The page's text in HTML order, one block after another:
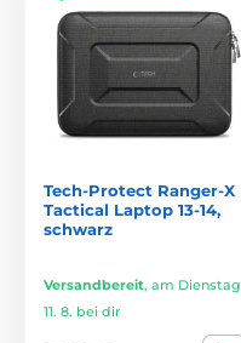
Tech-Protect Ranger-X
Tactical Laptop 13-14,
schwarz
Versandbereit, am Dienstag
11. 8. bei dir